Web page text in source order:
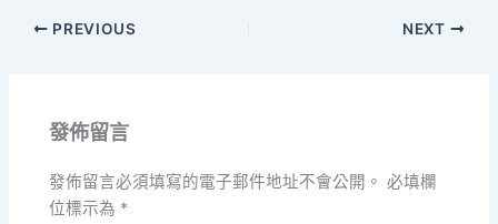
PREVIOUS NEXT
發佈留言
發佈留言必須填寫的電子郵件地址不會公開。 必填欄
位標示為 *